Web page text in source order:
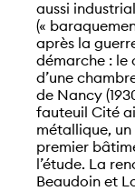
aussi
(«
après la
démarche : le
d’une
de Nancy
fauteuil Cité
métallique,
premier
l’étude. La
Beaudoin et